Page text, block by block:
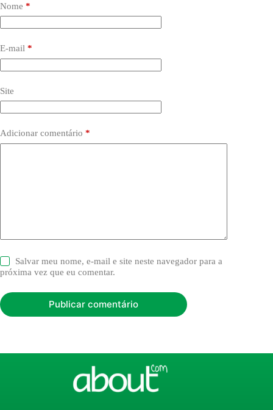
Nome *
E-mail *
Site
Adicionar comentário *
Salvar meu nome, e-mail e site neste navegador para a
próxima vez que eu comentar.
Publicar comentário